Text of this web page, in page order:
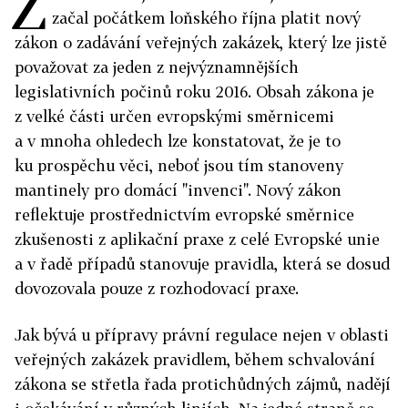
začal počátkem loňského října platit nový
zákon o zadávání veřejných zakázek, který lze jistě
považovat za jeden z nejvýznamnějších
legislativních počinů roku 2016. Obsah zákona je
z velké části určen evropskými směrnicemi
a v mnoha ohledech lze konstatovat, že je to
ku prospěchu věci, neboť jsou tím stanoveny
mantinely pro domácí "invenci". Nový zákon
reflektuje prostřednictvím evropské směrnice
zkušenosti z aplikační praxe z celé Evropské unie
a v řadě případů stanovuje pravidla, která se dosud
dovozovala pouze z rozhodovací praxe.
Jak bývá u přípravy právní regulace nejen v oblasti
veřejných zakázek pravidlem, během schvalování
zákona se střetla řada protichůdných zájmů, nadějí